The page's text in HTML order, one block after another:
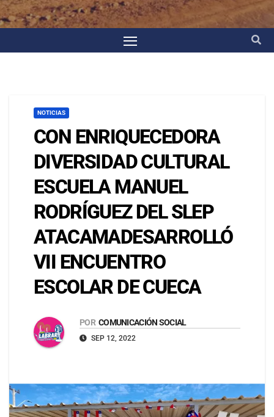
NOTICIAS
CON ENRIQUECEDORA
DIVERSIDAD CULTURAL
ESCUELA MANUEL
RODRÍGUEZ DEL SLEP
ATACAMADESARROLLÓ
VII ENCUENTRO
ESCOLAR DE CUECA
POR COMUNICACIÓN SOCIAL
SEP 12, 2022